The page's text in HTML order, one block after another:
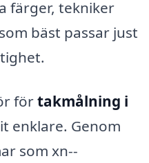
färger, tekniker
bäst passar just
förtakmålning i
enklare. Genom
som xn--